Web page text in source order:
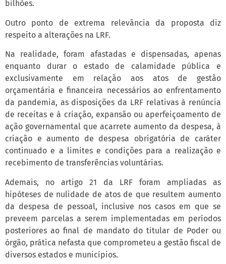
bilhões.
Outro ponto de extrema relevância da proposta diz
respeito a alterações na LRF.
Na realidade, foram afastadas e dispensadas, apenas
enquanto durar o estado de calamidade pública e
exclusivamente em relação aos atos de gestão
orçamentária e financeira necessários ao enfrentamento
da pandemia, as disposições da LRF relativas à renúncia
de receitas e à criação, expansão ou aperfeiçoamento de
ação governamental que acarrete aumento da despesa, à
criação e aumento de despesa obrigatória de caráter
continuado e a limites e condições para a realização e
recebimento de transferências voluntárias.
Ademais, no artigo 21 da LRF foram ampliadas as
hipóteses de nulidade de atos de que resultem aumento
da despesa de pessoal, inclusive nos casos em que se
preveem parcelas a serem implementadas em períodos
posteriores ao final de mandato do titular de Poder ou
órgão, prática nefasta que comprometeu a gestão fiscal de
diversos estados e municípios.